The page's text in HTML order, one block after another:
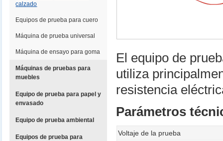
calzado
Equipos de prueba para cuero
Máquina de prueba universal
Máquina de ensayo para goma
Máquinas de pruebas para
muebles
Equipo de prueba para papel y
envasado
Equipo de prueba ambiental
Equipos de prueba para
El equipo de
utiliza
resistencia
Parámetros
Voltaje de la prueba